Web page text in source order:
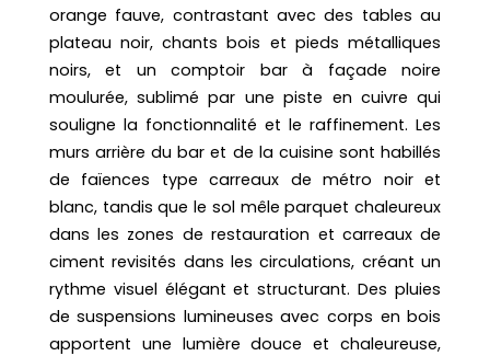
orange fauve, contrastant avec des tables au
plateau noir, chants bois et pieds métalliques
noirs, et un comptoir bar à façade noire
moulurée, sublimé par une piste en cuivre qui
souligne la fonctionnalité et le raffinement. Les
murs arrière du bar et de la cuisine sont habillés
de faïences type carreaux de métro noir et
blanc, tandis que le sol mêle parquet chaleureux
dans les zones de restauration et carreaux de
ciment revisités dans les circulations, créant un
rythme visuel élégant et structurant. Des pluies
de suspensions lumineuses avec corps en bois
apportent une lumière douce et chaleureuse,